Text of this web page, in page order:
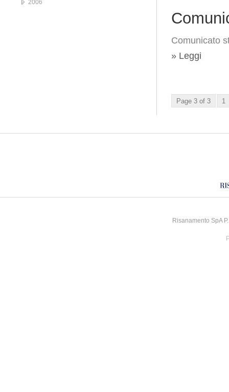
Comunicato
» Leggi
Page 3 of 3 1
2006
Risanamento SpA